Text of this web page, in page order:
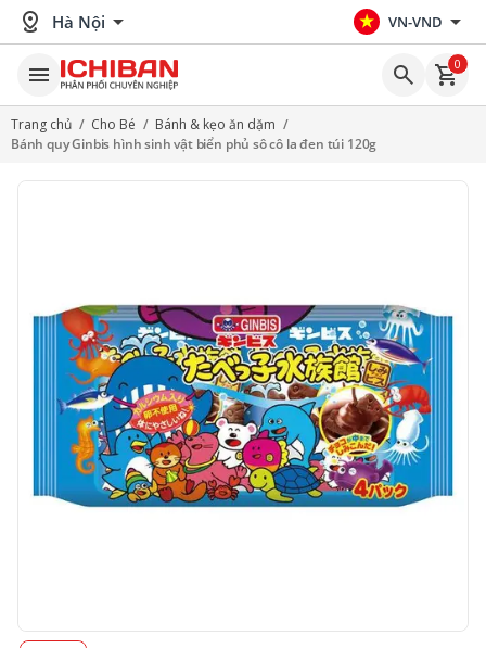
distance Hà Nội arrow_drop_down VN-VND arrow_drop_down
menu
search shopping_cart
0
Trang chủ / Cho Bé / Bánh & kẹo ăn dặm /
Bánh quy Ginbis hình sinh vật biển phủ sô cô la đen túi 120g